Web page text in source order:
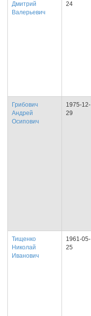
Дмитрий
Валерьевич
24
Грибович
Андрей
Осипович
1975-12-
29
Тищенко
Николай
Иванович
1961-05-
25